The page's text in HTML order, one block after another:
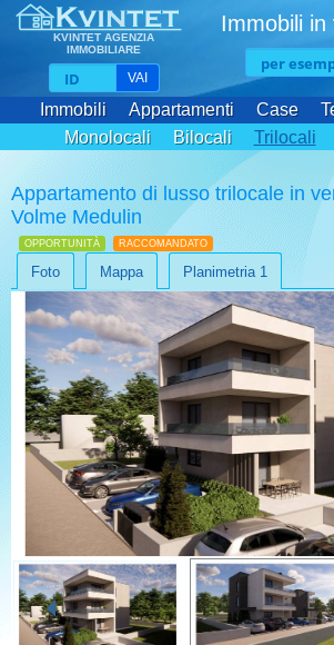
KVINTET AGENZIA
IMMOBILIARE
Immobili
VAI
Immobili Appartamenti Case
Monolocali
Bilocali Trilocali
Appartamento di lusso trilocale in
Volme Medulin
OPPORTUNITÀ RACCOMANDATO
Foto Mappa Planimetria 1